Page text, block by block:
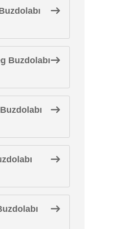
Buzdolabı